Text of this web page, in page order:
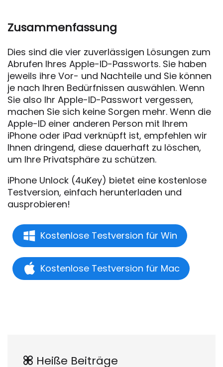
Zusammenfassung
Dies sind die vier zuverlässigen Lösungen zum
Abrufen Ihres Apple-ID-Passworts. Sie haben
jeweils ihre Vor- und Nachteile und Sie können
je nach Ihren Bedürfnissen auswählen. Wenn
Sie also Ihr Apple-ID-Passwort vergessen,
machen Sie sich keine Sorgen mehr. Wenn die
Apple-ID einer anderen Person mit Ihrem
iPhone oder iPad verknüpft ist, empfehlen wir
Ihnen dringend, diese dauerhaft zu löschen,
um Ihre Privatsphäre zu schützen.
iPhone Unlock (4uKey) bietet eine kostenlose
Testversion, einfach herunterladen und
ausprobieren!
Kostenlose Testversion für Win
Kostenlose Testversion für Mac
Heiße Beiträge